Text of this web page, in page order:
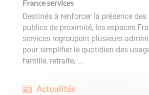
France services
Destinés à renforcer la présence des
publics de proximité, les espaces
services regroupent plusieurs
pour simplifier le quotidien des
famille, retraite, ...
Actualités